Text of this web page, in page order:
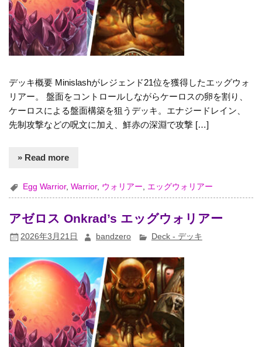
デッキ概要 Minislashがレジェンド21位を獲得したエッグウォ
リアー。 盤面をコントロールしながらケーロスの卵を割り、
ケーロスによる盤面構築を狙うデッキ。エナジードレイン、
先制攻撃などの呪文に加え、鮮赤の深淵で攻撃 […]
» Read more
Egg Warrior,Warrior, ウォリアー エッグウォリアー
アゼロス Onkrad’s エッグウォリアー
2026年3月21日 bandzero Deck - デッキ